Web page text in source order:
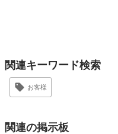
関連キーワード検索
お客様
関連の掲示板